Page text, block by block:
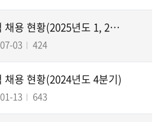
임직원 친인척 채용 현황(2025년도 1, 2분기)
03 424
채용 현황(2024년도 4분기)
13 643